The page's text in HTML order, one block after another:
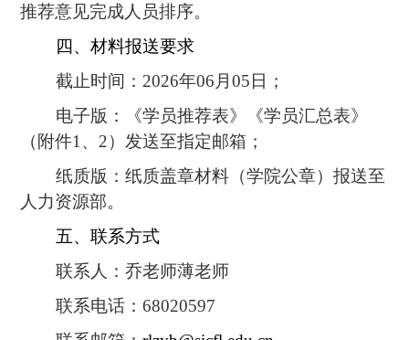
推荐意见完成人员排序。
四、材料报送要求
截止时间：2026年06月05日；
电子版：《学员推荐表》《学员汇总表》
（附件1、2）发送至指定邮箱；
纸质版：纸质盖章材料（学院公章）报送至
人力资源部。
五、联系方式
联系人：乔老师薄老师
联系电话：68020597